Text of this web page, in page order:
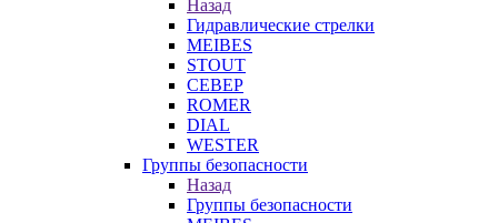
Назад
Гидравлические стрелки
MEIBES
STOUT
СЕВЕР
ROMER
DIAL
WESTER
Группы безопасности
Назад
Группы безопасности